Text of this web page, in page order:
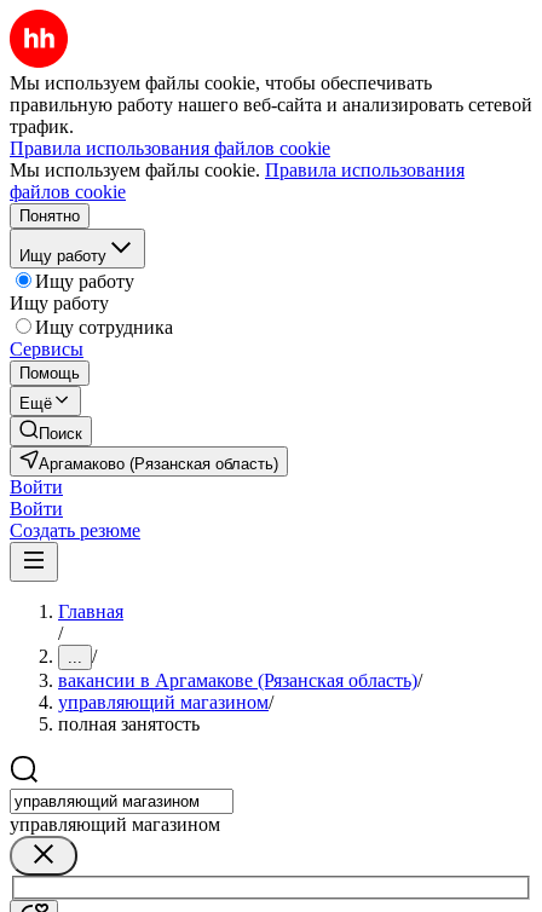
Мы используем файлы cookie, чтобы обеспечивать
правильную работу нашего веб-сайта и анализировать сетевой
трафик.
Правила использования файлов cookie
Мы используем файлы cookie. Правила использования
файлов cookie
Понятно
Ищу работу
Ищу работу
Ищу работу
Ищу сотрудника
Сервисы
Помощь
Ещё
Поиск
Аргамаково (Рязанская область)
Войти
Войти
Создать резюме
Главная
/
... /
вакансии в Аргамакове (Рязанская область)/
управляющий магазином/
полная занятость
управляющий магазином